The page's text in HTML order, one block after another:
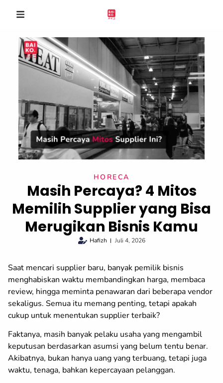
HORECA
Masih Percaya? 4 Mitos
Memilih Supplier yang Bisa
Merugikan Bisnis Kamu
Hafizh Juli 4, 2026
Saat mencari supplier baru, banyak pemilik bisnis
menghabiskan waktu membandingkan harga, membaca
review, hingga meminta penawaran dari beberapa vendor
sekaligus. Semua itu memang penting, tetapi apakah
cukup untuk menentukan supplier terbaik?
Faktanya, masih banyak pelaku usaha yang mengambil
keputusan berdasarkan asumsi yang belum tentu benar.
Akibatnya, bukan hanya uang yang terbuang, tetapi juga
waktu, tenaga, bahkan kepercayaan pelanggan.